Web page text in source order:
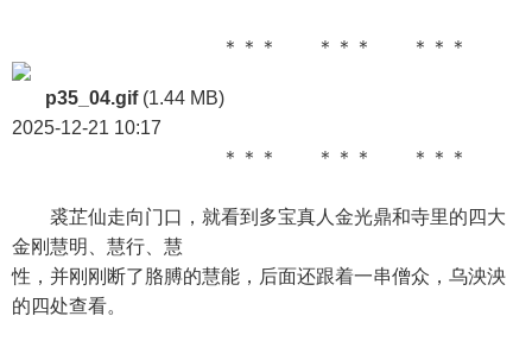
＊＊＊ ＊＊＊ ＊＊＊
p35_04.gif(1.44 MB)
2025-12-21 10:17
＊＊＊ ＊＊＊ ＊＊＊
裘芷仙走向门口，就看到多宝真人金光鼎和寺里的四大
金刚慧明、慧行、慧
性，并刚刚断了胳膊的慧能，后面还跟着一串僧众，乌泱泱
的四处查看。